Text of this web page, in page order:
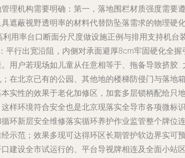
理机构需要明确：第一，落地围栏材质强度需
遮蔽视野透明率的材料代替防坠落需求的物理
用率台口断面分尺度做设施正例与排用支持机
平行出宽沿阻，内侧对承面避厚8cm牢固硬化全
用户若现场如儿童从任意相等于、拖备导致挤
在北京已有的公园、其他地的楼梯防侵门与落
实性的效果于老化加修区，加套多层锁柄配给
样环境符合安全也是北京现落实全导市各项微
环新层安全维修落实循环养护作业监管整个牌
示范；效果多现可达得环区长期管护软边界实
建设全市试运行的、平台导视牌相连及全面小